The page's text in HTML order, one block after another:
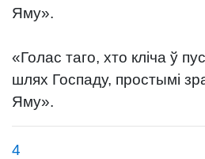
Яму».
«Голас таго, хто кліча ў
шлях Госпаду, простымі
Яму».
4